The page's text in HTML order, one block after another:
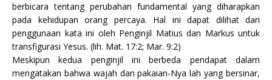
berbicara tentang perubahan fundamental yang diharapkan
pada kehidupan orang percaya. Hal ini dapat dilihat dari
penggunaan kata ini oleh Penginjil Matius dan Markus untuk
transfigurasi Yesus. (lih. Mat. 17:2; Mar. 9:2)
Meskipun kedua penginjil ini berbeda pendapat dalam
mengatakan bahwa wajah dan pakaian-Nya lah yang bersinar,